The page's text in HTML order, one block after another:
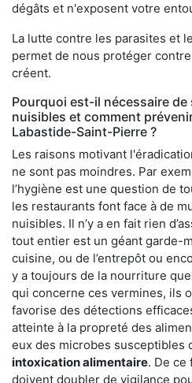
dégâts et n'exposent votre
La lutte contre les parasites et
permet de nous protéger
créent.
Pourquoi est-il nécessaire de
nuisibles et comment
Labastide-Saint-Pierre ?
Les raisons motivant
ne sont pas moindres. Par
l’hygiène est une question de
les restaurants font face à de
nuisibles. Il n’y a en fait rien
tout entier est un géant garde-
cuisine, ou de l’entrepôt ou
y a toujours de la nourriture
qui concerne ces vermines, ils
favorise des détections
atteinte à la propreté des
eux des microbes susceptibles
intoxication alimentaire. De ce
doivent doubler de vigilance